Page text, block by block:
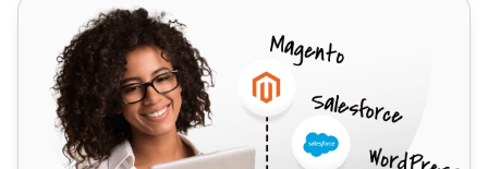
VoipTel International